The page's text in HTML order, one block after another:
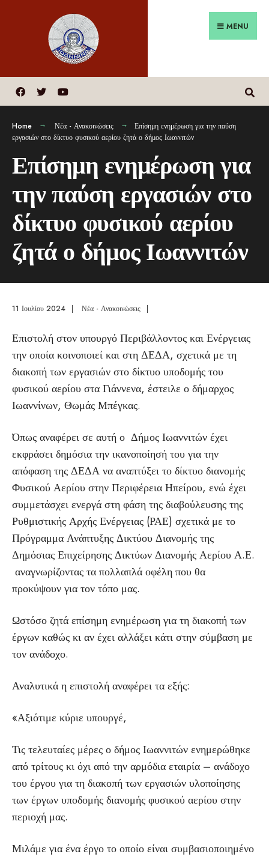
MENU
Home Νέα - Ανακοινώσεις
Επίσημη ενημέρωση για την παύση
εργασιών στο δίκτυο φυσικού αερίου ζητά ο δήμος Ιωαννιτών
Επίσημη ενημέρωση για
την παύση εργασιών στο
δίκτυο φυσικού αερίου
ζητά ο δήμος Ιωαννιτών
11 Ιουλίου 2024 | Νέα - Ανακοινώσεις |
Επιστολή στον υπουργό Περιβάλλοντος και Ενέργειας
την οποία κοινοποιεί και στη ΔΕΔΑ, σχετικά με τη
διακοπή των εργασιών στο δίκτυο υποδομής του
φυσικού αερίου στα Γιάννενα, έστειλε ο δήμαρχος
Ιωαννίνων, Θωμάς Μπέγκας.
Όπως αναφέρει σε αυτή ο Δήμος Ιωαννιτών έχει
εκφράσει δημόσια την ικανοποίησή του για την
απόφαση της ΔΕΔΑ να αναπτύξει το δίκτυο διανομής
Φυσικού Αερίου στην Περιφέρεια Ηπείρου, ενώ έχει
συμμετάσχει ενεργά στη φάση της διαβούλευσης της
Ρυθμιστικής Αρχής Ενέργειας (ΡΑΕ) σχετικά με το
Πρόγραμμα Ανάπτυξης Δικτύου Διανομής της
Δημόσιας Επιχείρησης Δικτύων Διανομής Αερίου Α.Ε.
αναγνωρίζοντας τα πολλαπλά οφέλη που θα
προκύψουν για τον τόπο μας.
Ωστόσο ζητά επίσημη ενημέρωση για τη διακοπή των
έργων καθώς κι αν έχει αλλάξει κάτι στην σύμβαση με
τον ανάδοχο.
Αναλυτικά η επιστολή αναφέρει τα εξής:
«Αξιότιμε κύριε υπουργέ,
Τις τελευταίες μέρες ο δήμος Ιωαννιτών ενημερώθηκε
από τρίτους κι όχι από την αρμόδια εταιρία – ανάδοχο
του έργου για τη διακοπή των εργασιών υλοποίησης
των έργων υποδομής διανομής φυσικού αερίου στην
περιοχή μας.
Μιλάμε για ένα έργο το οποίο είναι συμβασιοποιημένο